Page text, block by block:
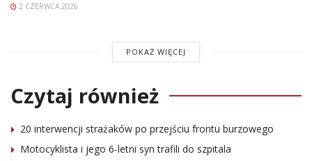
2 CZERWCA 2026
POKAŻ WIĘCEJ
Czytaj również
20 interwencji strażaków po przejściu frontu burzowego
Motocyklista i jego 6-letni syn trafili do szpitala